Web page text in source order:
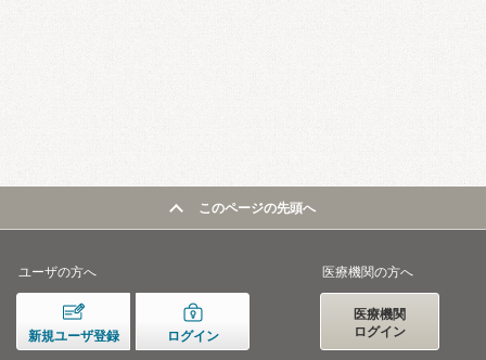
このページの先頭へ
ユーザの方へ
新規ユーザ登録 ログイン
医療機関の方へ
医療機関
ログイン